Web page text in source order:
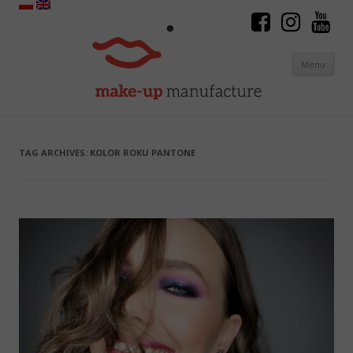
Menu
TAG ARCHIVES: KOLOR ROKU PANTONE